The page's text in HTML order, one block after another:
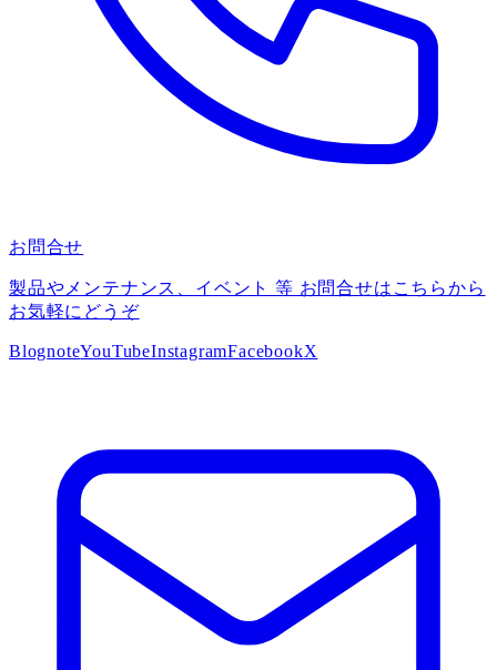
お問合せ
製品やメンテナンス、イベント 等 お問合せはこちらから
お気軽にどうぞ
BlognoteYouTubeInstagramFacebookX